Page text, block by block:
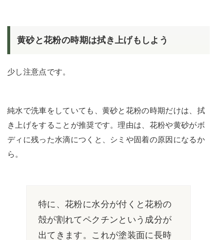
黄砂と花粉の時期は拭き上げもしよう
少し注意点です。
純水で洗車をしていても、黄砂と花粉の時期だけは、拭
き上げをすることが推奨です。理由は、花粉や黄砂がボ
ディに残った水滴につくと、シミや固着の原因になるか
ら。
特に、花粉に水分が付くと花粉の
殻が割れてペクチンという成分が
出てきます。これが塗装面に長時